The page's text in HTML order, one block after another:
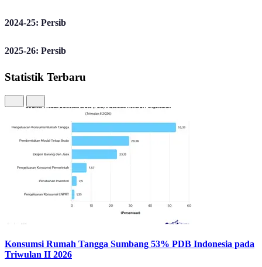
2024-25: Persib
2025-26: Persib
Statistik Terbaru
Konsumsi Rumah Tangga Sumbang 53% PDB Indonesia pada
Triwulan II 2026